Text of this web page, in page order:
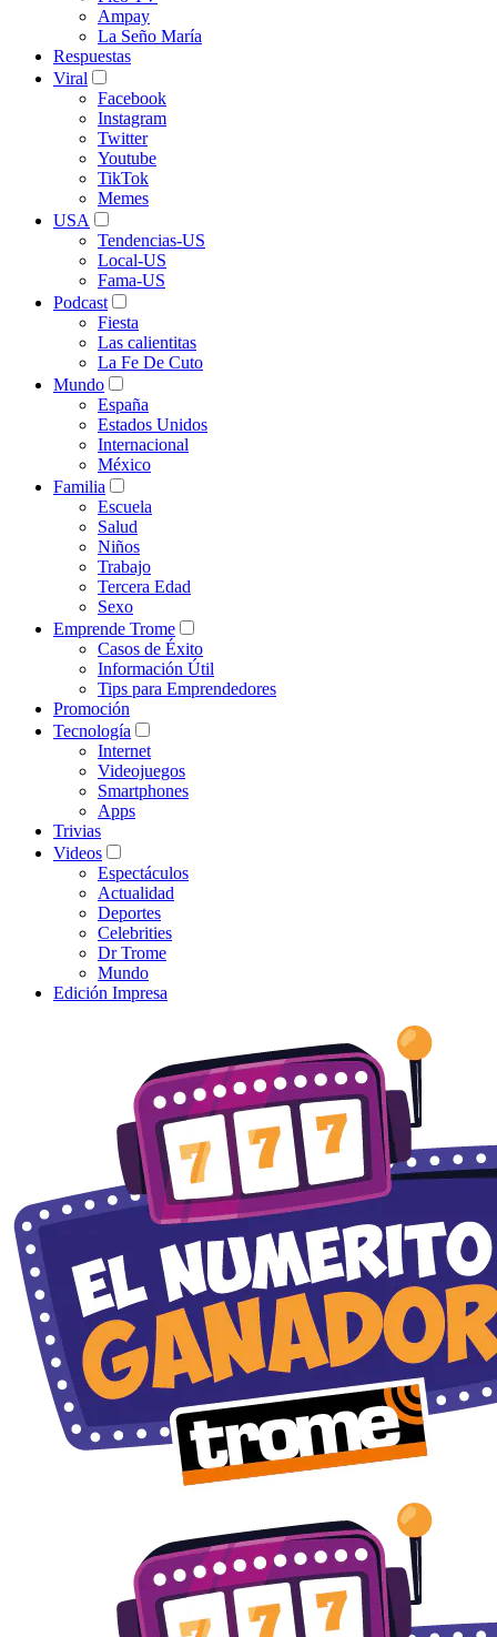
Ampay
La Seño María
Respuestas
Viral
Facebook
Instagram
Twitter
Youtube
TikTok
Memes
USA
Tendencias-US
Local-US
Fama-US
Podcast
Fiesta
Las calientitas
La Fe De Cuto
Mundo
España
Estados Unidos
Internacional
México
Familia
Escuela
Salud
Niños
Trabajo
Tercera Edad
Sexo
Emprende Trome
Casos de Éxito
Información Útil
Tips para Emprendedores
Promoción
Tecnología
Internet
Videojuegos
Smartphones
Apps
Trivias
Videos
Espectáculos
Actualidad
Deportes
Celebrities
Dr Trome
Mundo
Edición Impresa